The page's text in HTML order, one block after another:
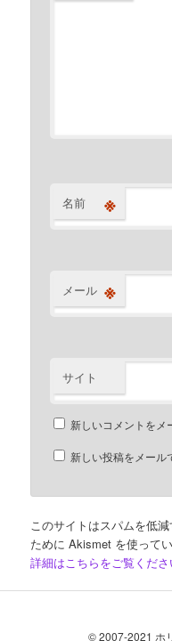
名前 ※
メール ※
サイト
新しいコメントをメ
新しい投稿をメール
このサイトはスパムを低減
ために Akismet を使ってい
詳細はこちらをご覧くだ
© 2007-2021 ホ